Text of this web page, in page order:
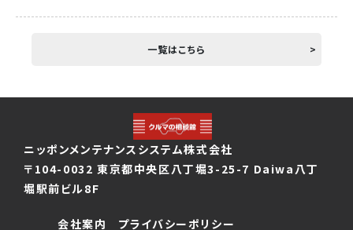
一覧はこちら
ニッポンメンテナンスシステム株式会社
〒104-0032 東京都中央区八丁堀3-25-7 Daiwa八丁
堀駅前ビル8F
会社案内 プライバシーポリシー